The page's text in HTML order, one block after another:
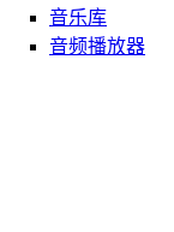
音乐库
音频播放器